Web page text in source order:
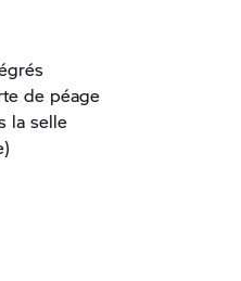
de péage
la selle